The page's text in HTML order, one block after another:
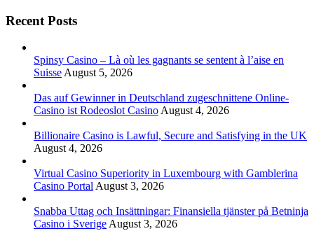
Recent Posts
Spinsy Casino – Là où les gagnants se sentent à l’aise en
Suisse August 5, 2026
Das auf Gewinner in Deutschland zugeschnittene Online-
Casino ist Rodeoslot Casino August 4, 2026
Billionaire Casino is Lawful, Secure and Satisfying in the UK
August 4, 2026
Virtual Casino Superiority in Luxembourg with Gamblerina
Casino Portal August 3, 2026
Snabba Uttag och Insättningar: Finansiella tjänster på Betninja
Casino i Sverige August 3, 2026